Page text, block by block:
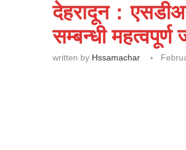
देहरादून :
सम्बन्धी महत्वपूर्ण
written by Hssamachar